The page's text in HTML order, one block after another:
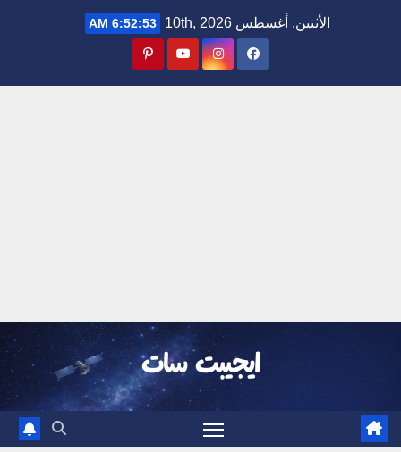
الأثنين. أغسطس 10th, 2026 6:52:54 AM
ايجيبت سات